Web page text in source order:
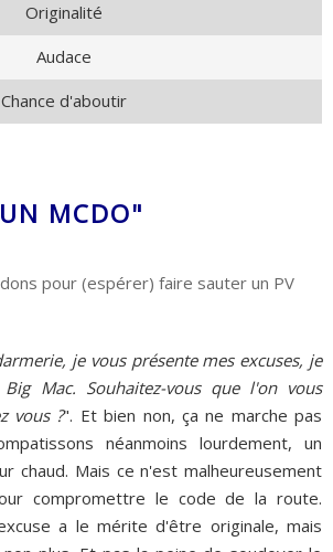
Originalité
Audace
Chance d'aboutir
MCDO"
je vous présente mes excuses, je
Mac. Souhaitez-vous que l'on vous
vous ?". Et bien non, ça ne marche pas
néanmoins lourdement, un
chaud. Mais ce n'est malheureusement
compromettre le code de la route.
a le mérite d'être originale, mais